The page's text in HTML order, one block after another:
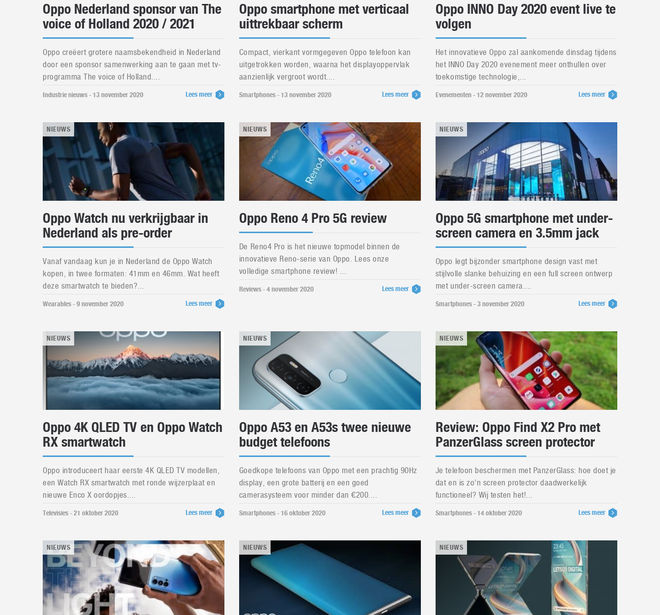
Oppo Nederland sponsor van The
voice of Holland 2020 / 2021
Oppo creëert grotere naamsbekendheid in Nederland
door een sponsor samenwerking aan te gaan met tv-
programma The voice of Holland....
Industrie nieuws - 13 november 2020 Lees meer
Oppo smartphone met verticaal
uittrekbaar scherm
Compact, vierkant vormgegeven Oppo telefoon kan
uitgetrokken worden, waarna het displayoppervlak
aanzienlijk vergroot wordt....
Smartphones - 13 november 2020 Lees meer
Oppo INNO Day 2020 event live te
volgen
Het innovatieve Oppo zal aankomende dinsdag tijdens
het INNO Day 2020 evenement meer onthullen over
toekomstige technologie,...
Evenementen - 12 november 2020 Lees meer
NIEUWS
Oppo Watch nu verkrijgbaar in
Nederland als pre-order
Vanaf vandaag kun je in Nederland de Oppo Watch
kopen, in twee formaten: 41mm en 46mm. Wat heeft
deze smartwatch te bieden?...
Wearables - 9 november 2020 Lees meer
NIEUWS
Oppo Reno 4 Pro 5G review
De Reno4 Pro is het nieuwe topmodel binnen de
innovatieve Reno-serie van Oppo. Lees onze
volledige smartphone review! ...
Reviews - 4 november 2020 Lees meer
NIEUWS
Oppo 5G smartphone met under-
screen camera en 3.5mm jack
Oppo legt bijzonder smartphone design vast met
stijlvolle slanke behuizing en een full screen ontwerp
met under-screen camera....
Smartphones - 3 november 2020 Lees meer
NIEUWS
Oppo 4K QLED TV en Oppo Watch
RX smartwatch
Oppo introduceert haar eerste 4K QLED TV modellen,
een Watch RX smartwatch met ronde wijzerplaat en
nieuwe Enco X oordopjes....
Televisies - 21 oktober 2020 Lees meer
NIEUWS
Oppo A53 en A53s twee nieuwe
budget telefoons
Goedkope telefoons van Oppo met een prachtig 90Hz
display, een grote batterij en een goed
camerasysteem voor minder dan €200....
Smartphones - 16 oktober 2020 Lees meer
NIEUWS
Review: Oppo Find X2 Pro met
PanzerGlass screen protector
Je telefoon beschermen met PanzerGlass: hoe doet je
dat en is zo'n screen protector daadwerkelijk
functioneel? Wij testen het!...
Smartphones - 14 oktober 2020 Lees meer
NIEUWS NIEUWS NIEUWS